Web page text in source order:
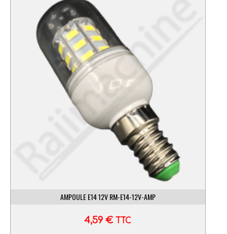
AMPOULE E14 12V RM-E14-12V-AMP
4,59€ TTC